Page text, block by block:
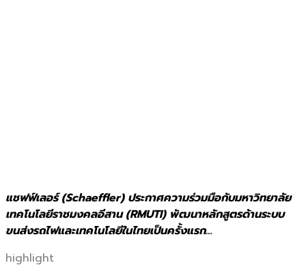
แชฟฟ์เลอร์ (Schaeffler) ประกาศความร่วมมือกับมหาวิทยาลัย
เทคโนโลยีราชมงคลอีสาน (RMUTI) พัฒนาหลักสูตรด้านระบบ
ขนส่งรถไฟและเทคโนโลยีในไทยเป็นครั้งแรก…
highlight